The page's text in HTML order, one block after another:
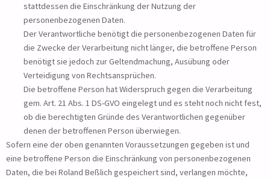
stattdessen die Einschränkung der Nutzung der
personenbezogenen Daten.
Der Verantwortliche benötigt die personenbezogenen Daten für
die Zwecke der Verarbeitung nicht länger, die betroffene Person
benötigt sie jedoch zur Geltendmachung, Ausübung oder
Verteidigung von Rechtsansprüchen.
Die betroffene Person hat Widerspruch gegen die Verarbeitung
gem. Art. 21 Abs. 1 DS-GVO eingelegt und es steht noch nicht fest,
ob die berechtigten Gründe des Verantwortlichen gegenüber
denen der betroffenen Person überwiegen.
Sofern eine der oben genannten Voraussetzungen gegeben ist und
eine betroffene Person die Einschränkung von personenbezogenen
Daten, die bei Roland Beßlich gespeichert sind, verlangen möchte,